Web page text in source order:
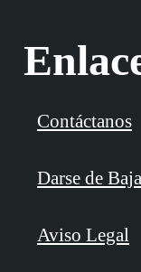
Contáctanos
Darse de
Aviso Legal